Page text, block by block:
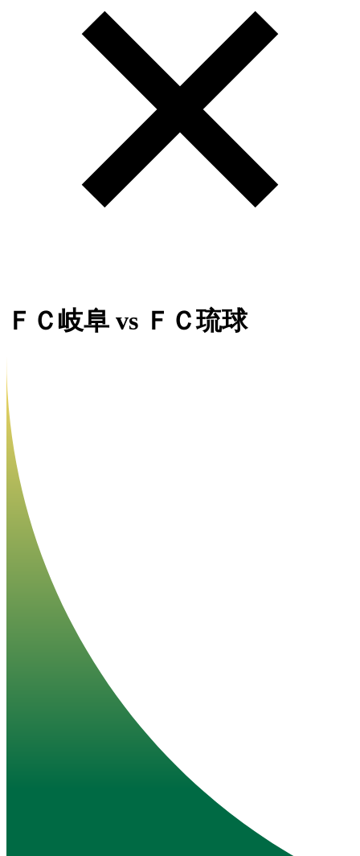
ＦＣ岐阜 vs ＦＣ琉球